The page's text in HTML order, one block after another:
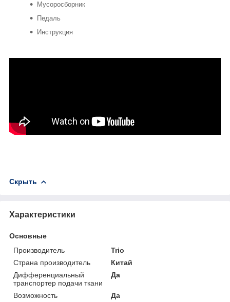
Мусоросборник
Педаль
Инструкция
Скрыть
Характеристики
Основные
Производитель
Trio
Страна производитель
Китай
Дифференциальный
транспортер подачи ткани
Да
Возможность
Да